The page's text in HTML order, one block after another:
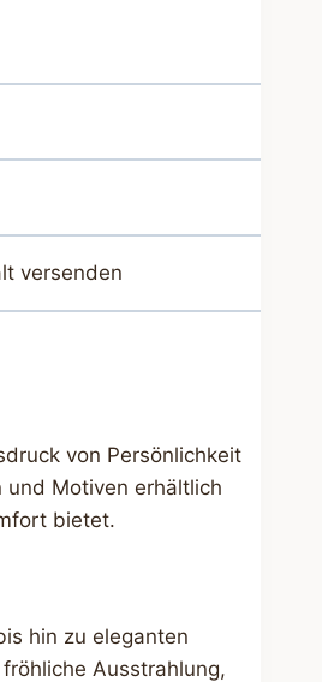
versenden
von Persönlichkeit
und Motiven erhältlich
bietet.
hin zu eleganten
Ausstrahlung,